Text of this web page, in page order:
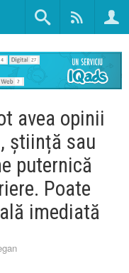
avea opinii
știință sau
puternică
Poate
imediată